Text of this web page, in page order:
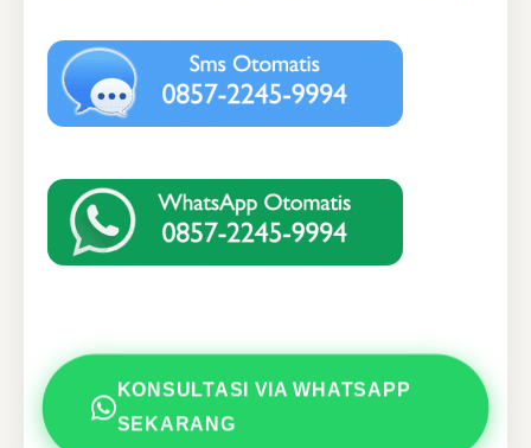
KONSULTASI VIA WHATSAPP
SEKARANG